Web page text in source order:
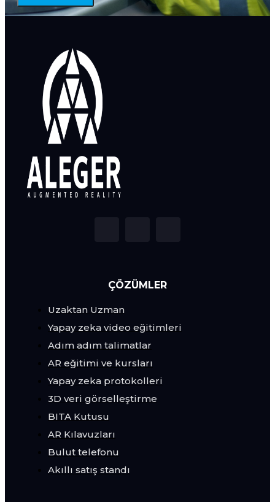
ÇÖZÜMLER
Uzaktan Uzman
Yapay zeka video eğitimleri
Adım adım talimatlar
AR eğitimi ve kursları
Yapay zeka protokolleri
3D veri görselleştirme
BITA Kutusu
AR Kılavuzları
Bulut telefonu
Akıllı satış standı